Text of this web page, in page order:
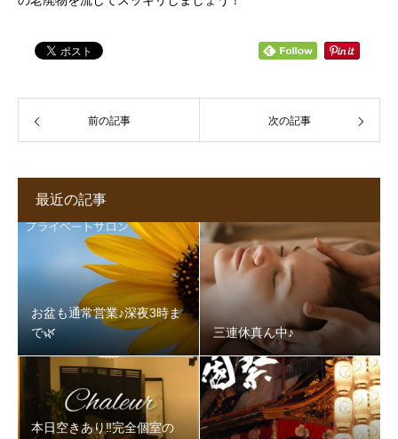
前の記事 次の記事
最近の記事
お盆も通常営業♪深夜3時ま
で🌿‬
三連休真ん中♪
本日空きあり‼️完全個室の